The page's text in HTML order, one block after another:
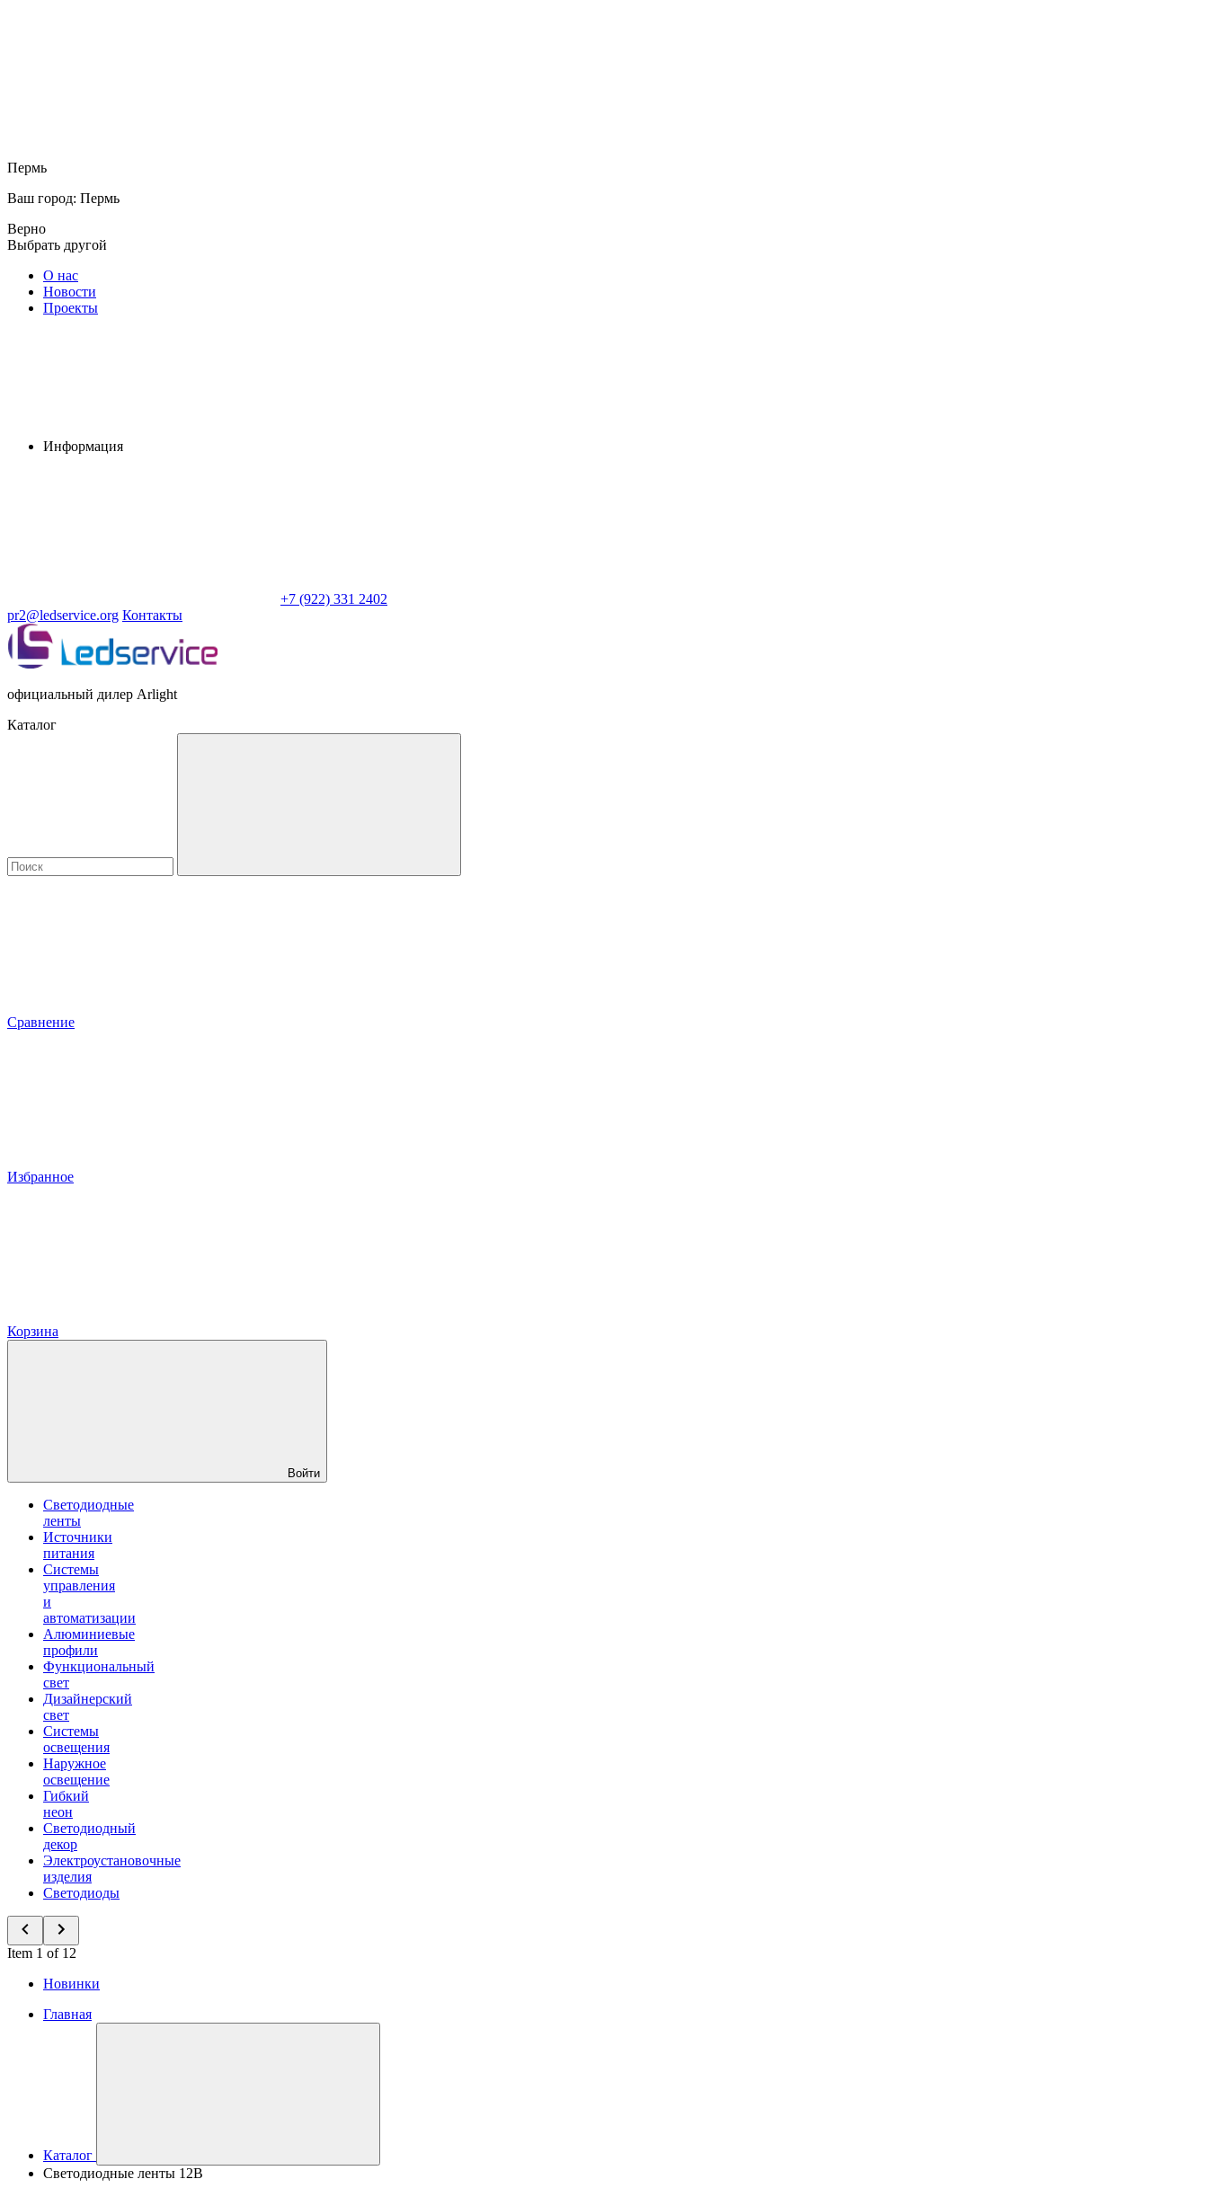
Пермь
Ваш город: Пермь
Верно
Выбрать другой
О нас
Новости
Проекты
Информация
+7 (922) 331 2402
pr2@ledservice.org Контакты
официальный дилер Arlight
Каталог
Сравнение
Избранное
Корзина
Войти
Светодиодные
ленты
Источники
питания
Системы
управления
и
автоматизации
Алюминиевые
профили
Функциональный
свет
Дизайнерский
свет
Системы
освещения
Наружное
освещение
Гибкий
неон
Светодиодный
декор
Электроустановочные
изделия
Светодиоды
Item 1 of 12
Новинки
Главная
Каталог
Светодиодные ленты 12В